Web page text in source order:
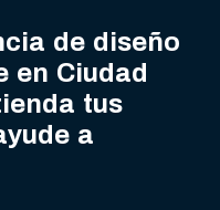
de diseño
en Ciudad
tus
a